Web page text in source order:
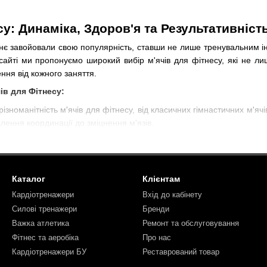
Динаміка, Здоров'я та
завойовали свою популярність, ставши не лише тренувальним
ми пропонуємо широкий вибір м'ячів для фітнесу, які не
від кожного заняття.
для Фітнесу:
м'ячів для фітнесу, від класичних гімнастичних
координації до зміцнення м'язів.
активізує рухову активність та поліпшує динаміку
з урахуванням зручності та ергономіки. Тривалий
відчувати комфорт під час тренувань.
М'ячі:
медичні та реабілітаційні м'ячі, призначені для
Каталог
Кардіотренажери
Силові тренажери
Важка атлетика
Фітнес та аеробіка
Кардіотренажери БУ
Клієнтам
Вхід до кабінету
Бренди
Ремонт та обслуговування
Про нас
Реставрований товар